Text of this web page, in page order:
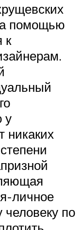
помощью
к
у
никаких
личное
по